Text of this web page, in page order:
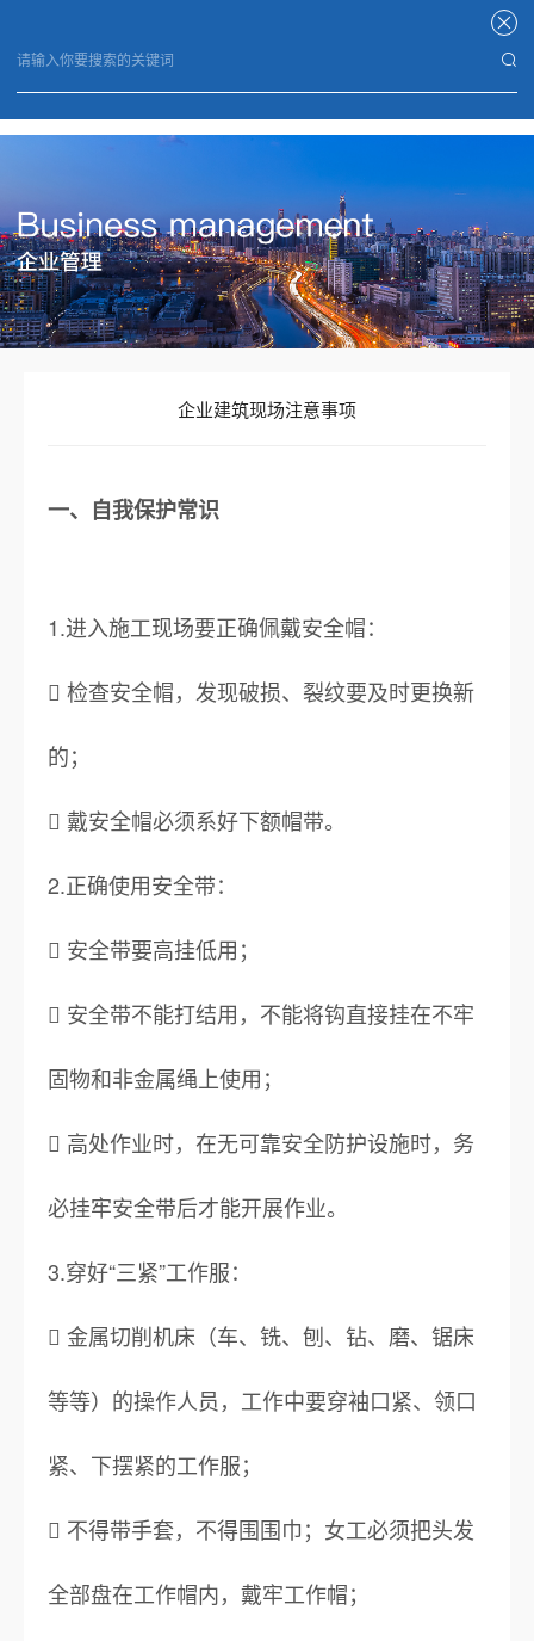
企业建筑现场注意事项
一、自我保护常识
1.进入施工现场要正确佩戴安全帽：
 检查安全帽，发现破损、裂纹要及时更换新
的；
 戴安全帽必须系好下额帽带。
2.正确使用安全带：
 安全带要高挂低用；
 安全带不能打结用，不能将钩直接挂在不牢
固物和非金属绳上使用；
 高处作业时，在无可靠安全防护设施时，务
必挂牢安全带后才能开展作业。
3.穿好“三紧”工作服：
 金属切削机床（车、铣、刨、钻、磨、锯床
等等）的操作人员，工作中要穿袖口紧、领口
紧、下摆紧的工作服；
 不得带手套，不得围围巾；女工必须把头发
全部盘在工作帽内，戴牢工作帽；